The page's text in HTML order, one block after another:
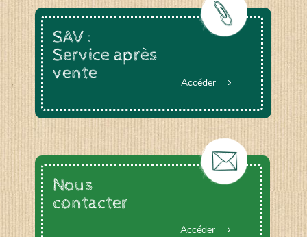
SAV :
Service après
vente
Accéder
Nous
contacter
Accéder